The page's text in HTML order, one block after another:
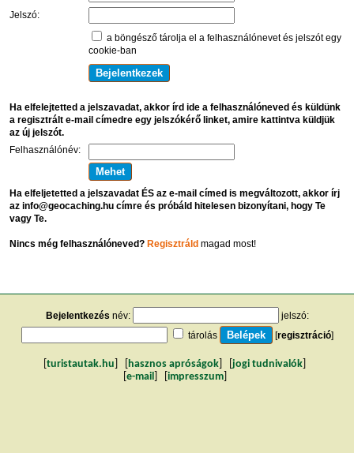
Jelszó:
a böngésző tárolja el a felhasználónevet és jelszót egy
cookie-ban
Ha elfelejtetted a jelszavadat, akkor írd ide a felhasználóneved és küldünk
a regisztrált e-mail címedre egy jelszókérő linket, amire kattintva küldjük
az új jelszót.
Felhasználónév:
Ha elfeljetetted a jelszavadat ÉS az e-mail címed is megváltozott, akkor írj
az info@geocaching.hu címre és próbáld hitelesen bizonyítani, hogy Te
vagy Te.
Nincs még felhasználóneved? Regisztráldmagad most!
Bejelentkezés név:
jelszó:
tárolás
[regisztráció]
turistautak.hu hasznos apróságok jogi tudnivalók
e-mail impresszum]